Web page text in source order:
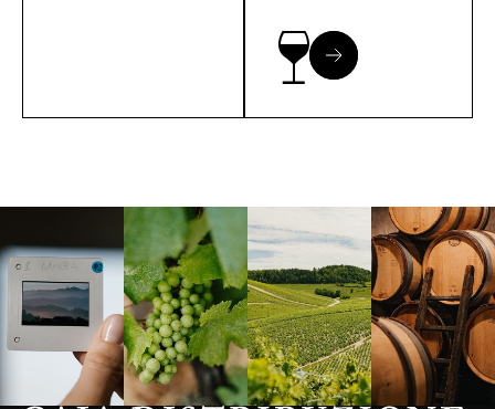
Borgogna,
Francia
Borgogna,
Francia
Instagram